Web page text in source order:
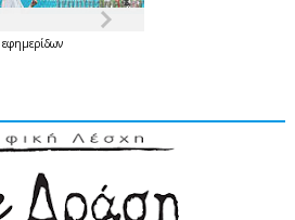
εφημερίδων